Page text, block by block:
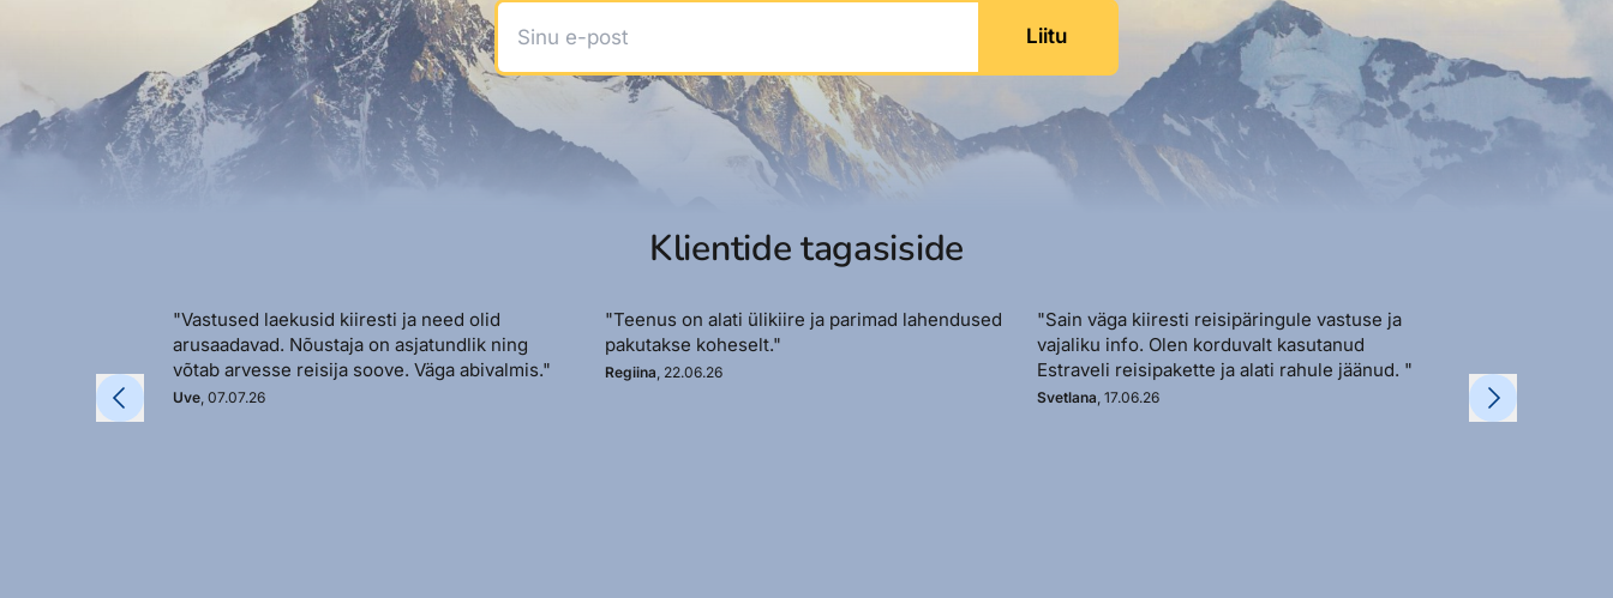
Sinu e-post
Liitu
Klientide tagasiside
"Vastused laekusid kiiresti ja need olid
arusaadavad. Nõustaja on asjatundlik ning
võtab arvesse reisija soove. Väga abivalmis."
Uve , 07.07.26
"Teenus on alati ülikiire ja parimad lahendused
pakutakse koheselt."
Regiina , 22.06.26
"Sain väga kiiresti reisipäringule vastuse ja
vajaliku info. Olen korduvalt kasutanud
Estraveli reisipakette ja alati rahule jäänud. "
Svetlana , 17.06.26
soovi korral. "
Kadi, 11.06.26